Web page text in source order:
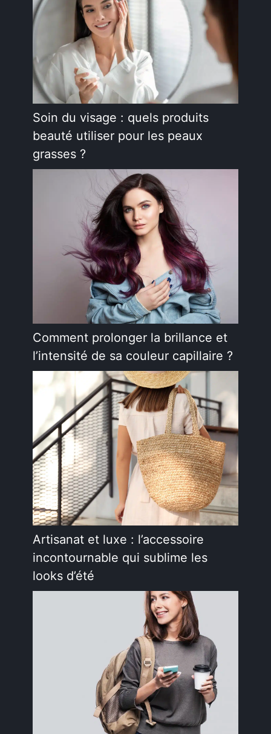
Soin du visage : quels produits
beauté utiliser pour les peaux
grasses ?
Comment prolonger la brillance et
l’intensité de sa couleur capillaire ?
Artisanat et luxe : l’accessoire
incontournable qui sublime les
looks d’été